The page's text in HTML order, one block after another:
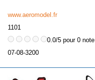
www.aeromodel.fr
1101
0.0/5 pour 0 note
07-08-3200